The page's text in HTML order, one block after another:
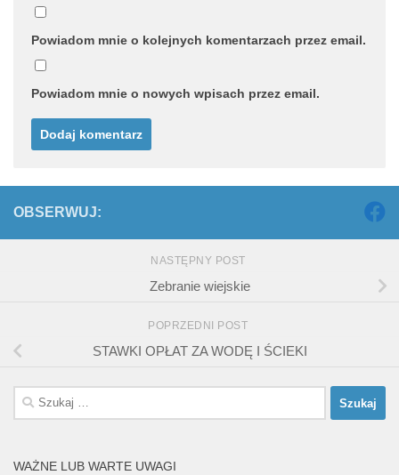
Powiadom mnie o kolejnych komentarzach przez email.
Powiadom mnie o nowych wpisach przez email.
OBSERWUJ:
NASTĘPNY POST
Zebranie wiejskie
POPRZEDNI POST
STAWKI OPŁAT ZA WODĘ I ŚCIEKI
Szukaj:
WAŻNE LUB WARTE UWAGI